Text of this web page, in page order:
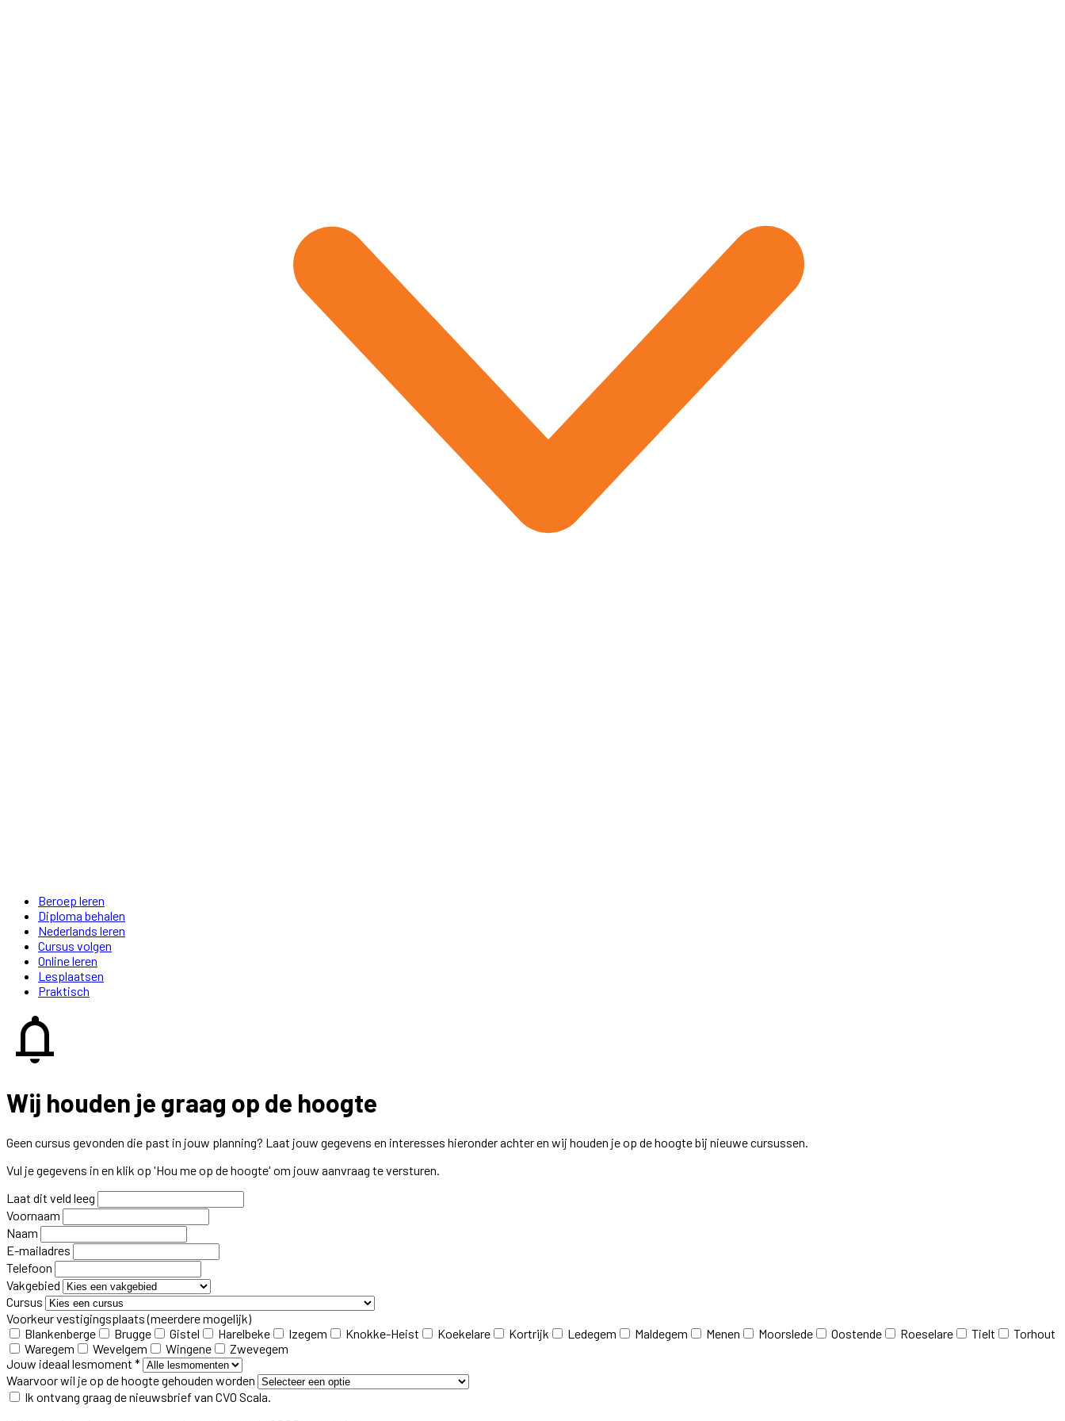
Beroep leren
Diploma behalen
Nederlands leren
Cursus volgen
Online leren
Lesplaatsen
Praktisch
notifications
Wij houden je graag op de hoogte
Geen cursus gevonden die past in jouw planning? Laat jouw gegevens en interesses hieronder achter en wij houden je op de hoogte bij nieuwe cursussen.
Vul je gegevens in en klik op 'Hou me op de hoogte' om jouw aanvraag te versturen.
Laat dit veld leeg
Voornaam
Naam
E-mailadres
Telefoon
Vakgebied
Cursus
Voorkeur vestigingsplaats(meerdere mogelijk)
Blankenberge
Brugge Gistel Harelbeke Izegem Knokke-Heist Koekelare Kortrijk Ledegem Maldegem Menen Moorslede Oostende Roeselare Tielt
Torhout
Waregem
Wevelgem Wingene
Zwevegem
Jouw ideaal lesmoment *
Waarvoor wil je op de hoogte gehouden worden
Ik ontvang graag de nieuwsbrief van CVO Scala.